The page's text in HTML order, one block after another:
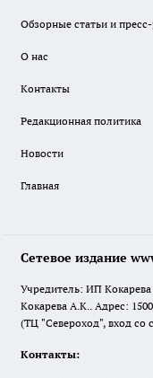
Обзорные статьи и
О нас
Контакты
Редакционная политика
Новости
Главная
Сетевое издание
Учредитель: ИП
Кокарева А.К.. Адрес:
(ТЦ "Североход", вход со
Контакты: